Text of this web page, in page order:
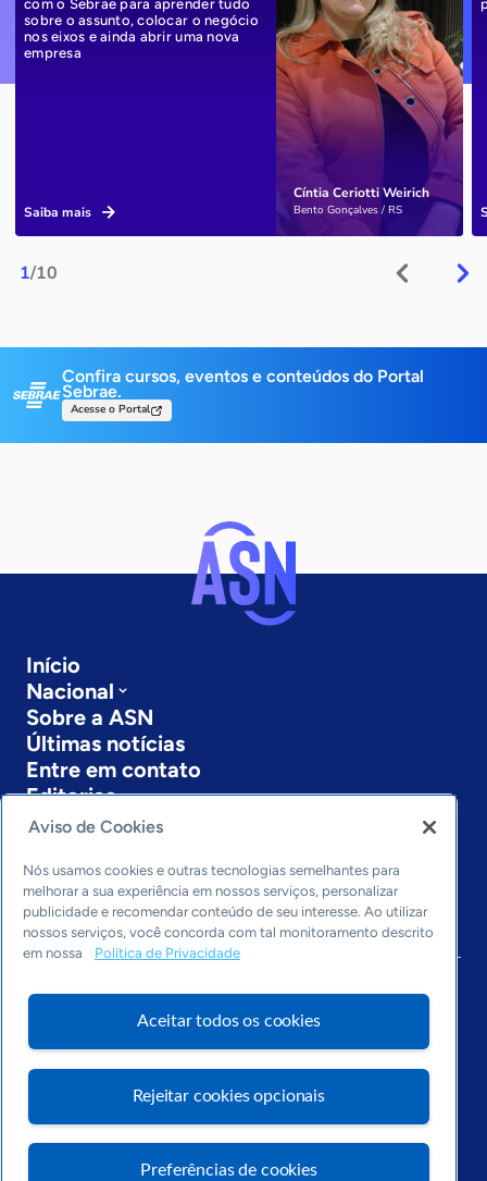
1/10
Cíntia Ceriotti Weirich
Bento Gonçalves / RS
com o Sebrae para aprender tudo
sobre o assunto, colocar o negócio
nos eixos e ainda abrir uma nova
empresa
Saiba mais
Confira cursos, eventos e conteúdos do Portal
Sebrae.
Acesse o Portal
Início
Nacional
Sobre a ASN
Últimas notícias
Entre em contato
Editorias
Economia & Política
Inovação & Tecnologia
Cultura empreendedora
Dados
Arquivo
Aviso de Cookies
Nós usamos cookies e outras tecnologias semelhantes para
melhorar a sua experiência em nossos serviços, personalizar
publicidade e recomendar conteúdo de seu interesse. Ao utilizar
nossos serviços, você concorda com tal monitoramento descrito
em nossa
Política de Privacidade
Aceitar todos os cookies
Rejeitar cookies opcionais
Preferências de cookies